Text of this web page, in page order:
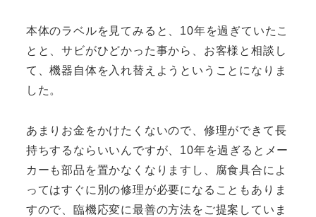
本体のラベルを見てみると、10年を過ぎていたこ
とと、サビがひどかった事から、お客様と相談し
て、機器自体を入れ替えようということになりま
した。
あまりお金をかけたくないので、修理ができて長
持ちするならいいんですが、10年を過ぎるとメー
カーも部品を置かなくなりますし、腐食具合によ
ってはすぐに別の修理が必要になることもありま
すので、臨機応変に最善の方法をご提案していま